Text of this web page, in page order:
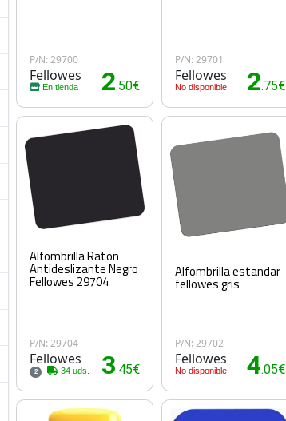
P/N: 29700
Fellowes
En tienda 2.50€
P/N: 29701
Fellowes
No disponible 2.75€
Alfombrilla Raton
Antideslizante Negro
Fellowes 29704
P/N: 29704
Fellowes
2 34 uds. 3.45€
Alfombrilla estandar
fellowes gris
P/N: 29702
Fellowes
No disponible 4.05€